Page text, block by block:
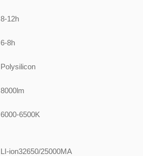
8-12h
6-8h
Polysilicon
8000lm
6000-6500K
LI-ion32650/25000MA